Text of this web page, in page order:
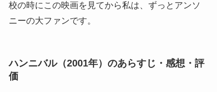
校の時にこの映画を見てから私は、ずっとアンソ
ニーの大ファンです。
ハンニバル（2001年）のあらすじ・感想・評
価